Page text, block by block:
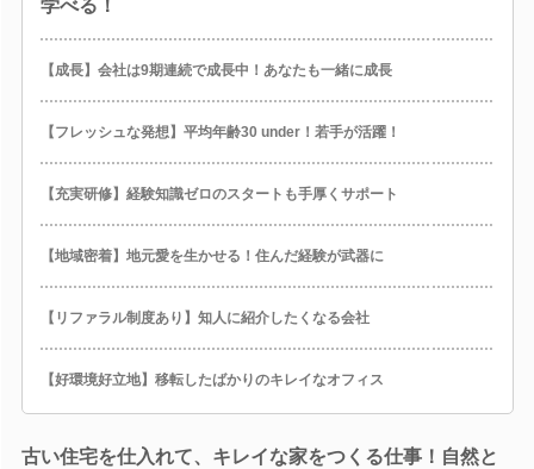
学べる！
【成長】会社は9期連続で成長中！あなたも一緒に成長
【フレッシュな発想】平均年齢30 under！若手が活躍！
【充実研修】経験知識ゼロのスタートも手厚くサポート
【地域密着】地元愛を生かせる！住んだ経験が武器に
【リファラル制度あり】知人に紹介したくなる会社
【好環境好立地】移転したばかりのキレイなオフィス
古い住宅を仕入れて、キレイな家をつくる仕事！自然と